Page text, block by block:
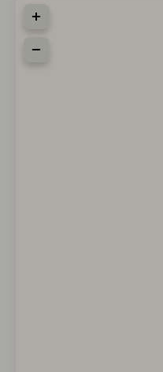
William Theed dem